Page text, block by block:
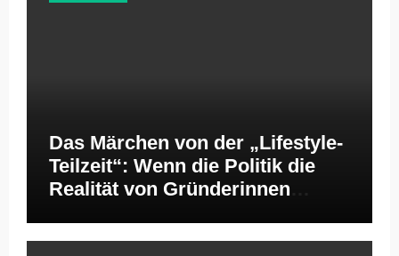
Das Märchen von der „Lifestyle-
Teilzeit“: Wenn die Politik die
Realität von Gründerinnen